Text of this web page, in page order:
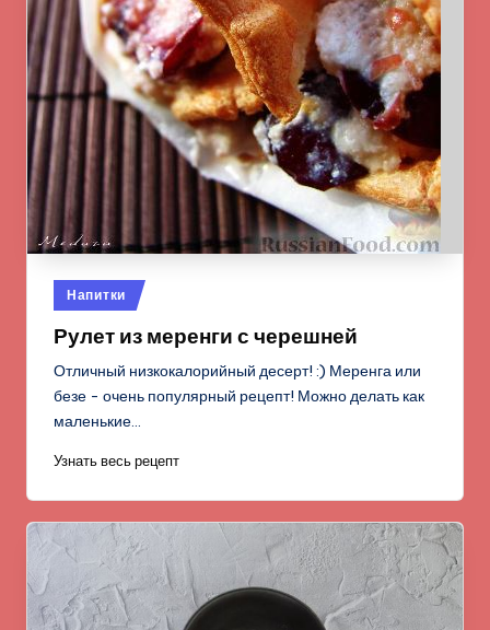
Опубликовано
в
Напитки
Рулет из меренги с черешней
Отличный низкокалорийный десерт! :) Меренга или
безе - очень популярный рецепт! Можно делать как
маленькие…
Узнать весь рецепт